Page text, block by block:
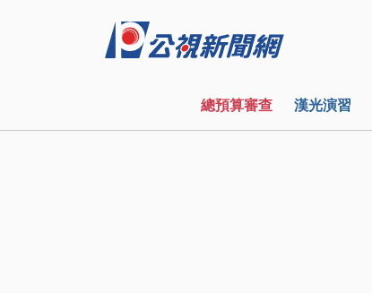
總預算審查 漢光演習